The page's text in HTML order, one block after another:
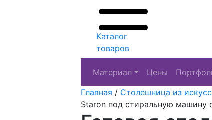
Каталог
товаров
Материал Цены
Главная / Столешница из
Staron под стиральную машину